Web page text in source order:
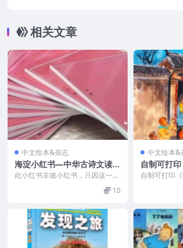
相关文章
中文绘本&杂志
海淀小红书—中华古诗文读
本，pdf+点读+导读+音频12
此小红书非彼小红书，只因这一系
列的封皮都是红色的，俗称小红
10
中文绘本&
自制可打
首
自制可打印